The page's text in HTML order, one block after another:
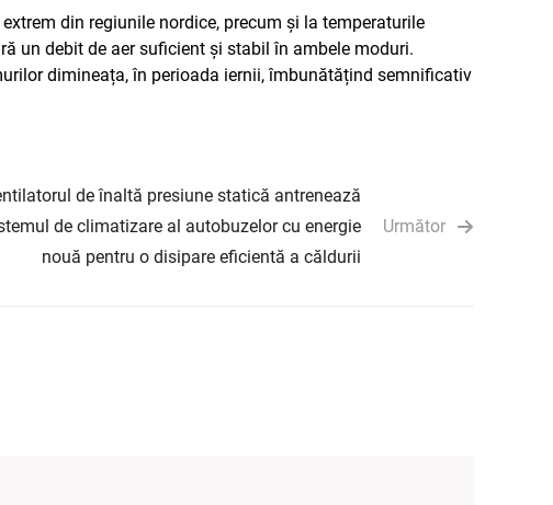
din regiunile nordice, precum și la temperaturile
un debit de aer suficient și stabil în ambele moduri.
dimineața, în perioada iernii, îmbunătățind semnificativ
Următor
de înaltă presiune statică antrenează
de climatizare al autobuzelor cu energie
nouă pentru o disipare eficientă a căldurii